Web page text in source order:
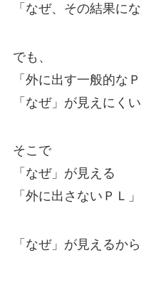
「なぜ、その結果に
でも、
「外に出す一般的な
「なぜ」が見えにくい
そこで
「なぜ」が見える
「外に出さないＰＬ
「なぜ」が見えるか